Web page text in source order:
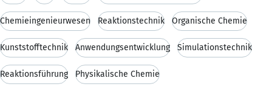
Chemieingenieurwesen Reaktionstechnik Organische Chemie
Kunststofftechnik Anwendungsentwicklung Simulationstechnik
Reaktionsführung Physikalische Chemie